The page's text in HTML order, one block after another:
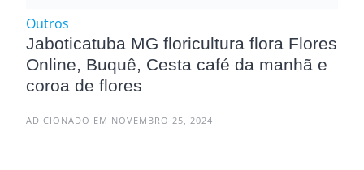
Outros
Jaboticatuba MG floricultura flora Flores
Online, Buquê, Cesta café da manhã e
coroa de flores
ADICIONADO EM NOVEMBRO 25, 2024